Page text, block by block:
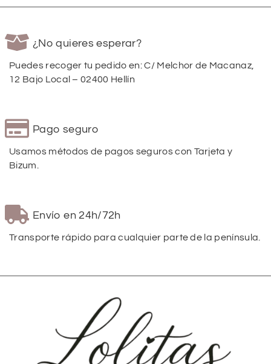
¿No quieres esperar?
Puedes recoger tu pedido en: C/ Melchor de Macanaz,
12 Bajo Local – 02400 Hellín
Pago seguro
Usamos métodos de pagos seguros con Tarjeta y
Bizum.
Envío en 24h/72h
Transporte rápido para cualquier parte de la península.